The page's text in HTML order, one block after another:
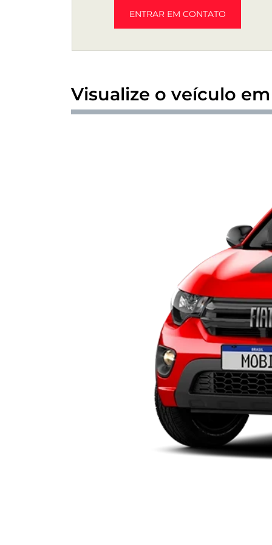
ENTRAR EM CONTATO
Visualize o veículo em